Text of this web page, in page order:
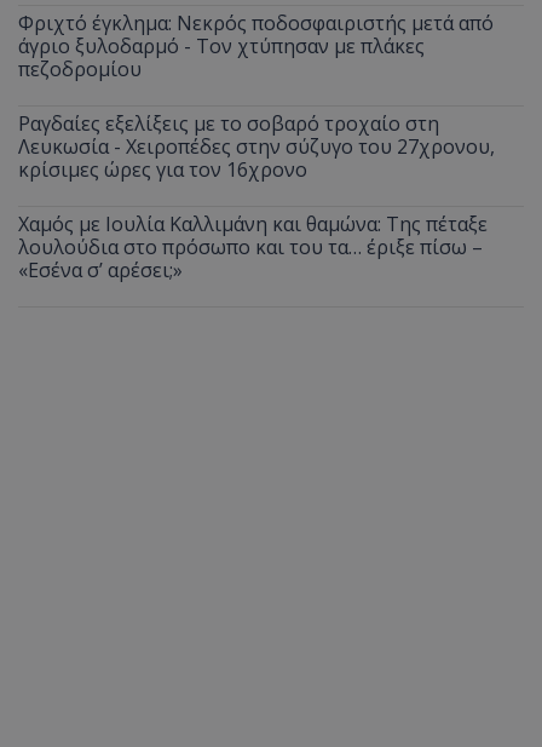
Φριχτό έγκλημα: Νεκρός ποδοσφαιριστής μετά από
άγριο ξυλοδαρμό - Τον χτύπησαν με πλάκες
πεζοδρομίου
Ραγδαίες εξελίξεις με το σοβαρό τροχαίο στη
Λευκωσία - Χειροπέδες στην σύζυγο του 27χρονου,
κρίσιμες ώρες για τον 16χρονο
Χαμός με Ιουλία Καλλιμάνη και θαμώνα: Της πέταξε
λουλούδια στο πρόσωπο και του τα… έριξε πίσω –
«Εσένα σ’ αρέσει;»